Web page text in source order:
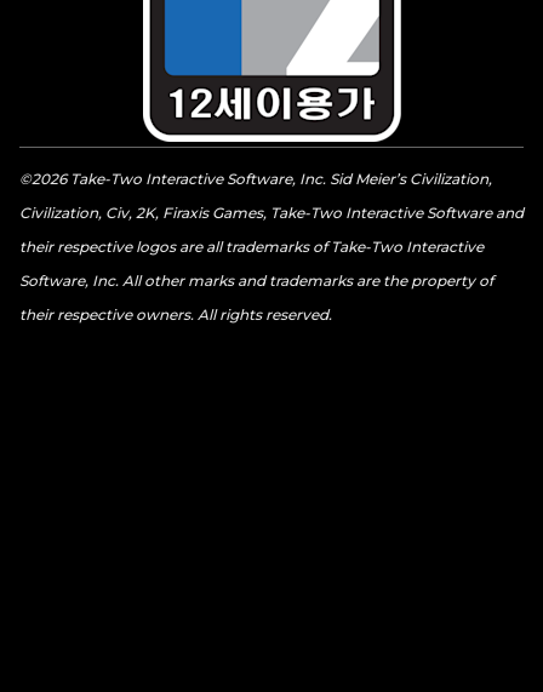
©2026 Take-Two Interactive Software, Inc. Sid Meier’s Civilization,
Civilization, Civ, 2K, Firaxis Games, Take-Two Interactive Software and
their respective logos are all trademarks of Take-Two Interactive
Software, Inc. All other marks and trademarks are the property of
their respective owners. All rights reserved.